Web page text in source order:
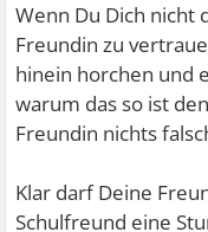
Wenn Du Dich nicht
Freundin zu
hinein horchen und
warum das so ist
Freundin nichts
Klar darf Deine
Schulfreund eine